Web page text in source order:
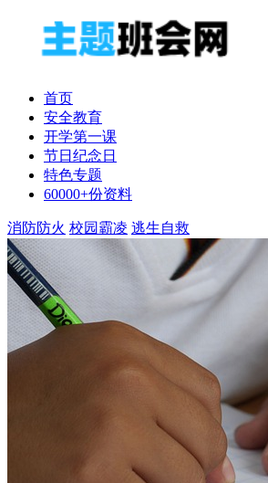
首页
安全教育
开学第一课
节日纪念日
特色专题
60000+份资料
消防防火 校园霸凌 逃生自救